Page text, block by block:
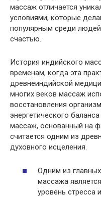
массаж отличается
условиями, которые
популярным среди
счастью.
История индийского
временам, когда эта
древнеиндийской
многих веков массаж
восстановления
энергетического
массаж, основанный на
считается одним из
духовного исцеления.
Одним из
массажа
уровень стресса